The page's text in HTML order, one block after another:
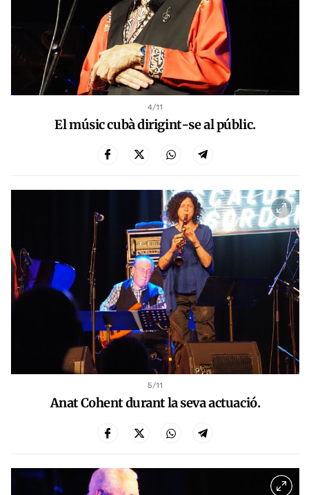
4/11
El músic cubà dirigint-se al públic.
5/11
Anat Cohent durant la seva actuació.